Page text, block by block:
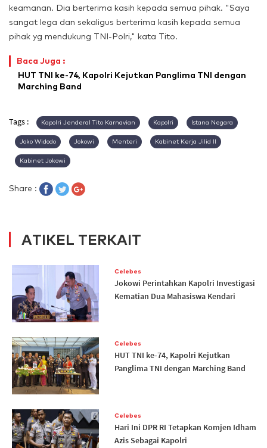
keamanan. Dia berterima kasih kepada semua pihak. "Saya
sangat lega dan sekaligus berterima kasih kepada semua
pihak yg mendukung TNI-Polri," kata Tito.
Baca Juga :
HUT TNI ke-74, Kapolri Kejutkan Panglima TNI dengan
Marching Band
Tags : Kapolri Jenderal Tito Karnavian Kapolri Istana Negara
Joko Widodo Jokowi Menteri Kabinet Kerja Jilid II
Kabinet Jokowi
Share :
ATIKEL TERKAIT
Celebes
Jokowi Perintahkan Kapolri Investigasi
Kematian Dua Mahasiswa Kendari
Celebes
HUT TNI ke-74, Kapolri Kejutkan
Panglima TNI dengan Marching Band
Celebes
Hari Ini DPR RI Tetapkan Komjen Idham
Azis Sebagai Kapolri